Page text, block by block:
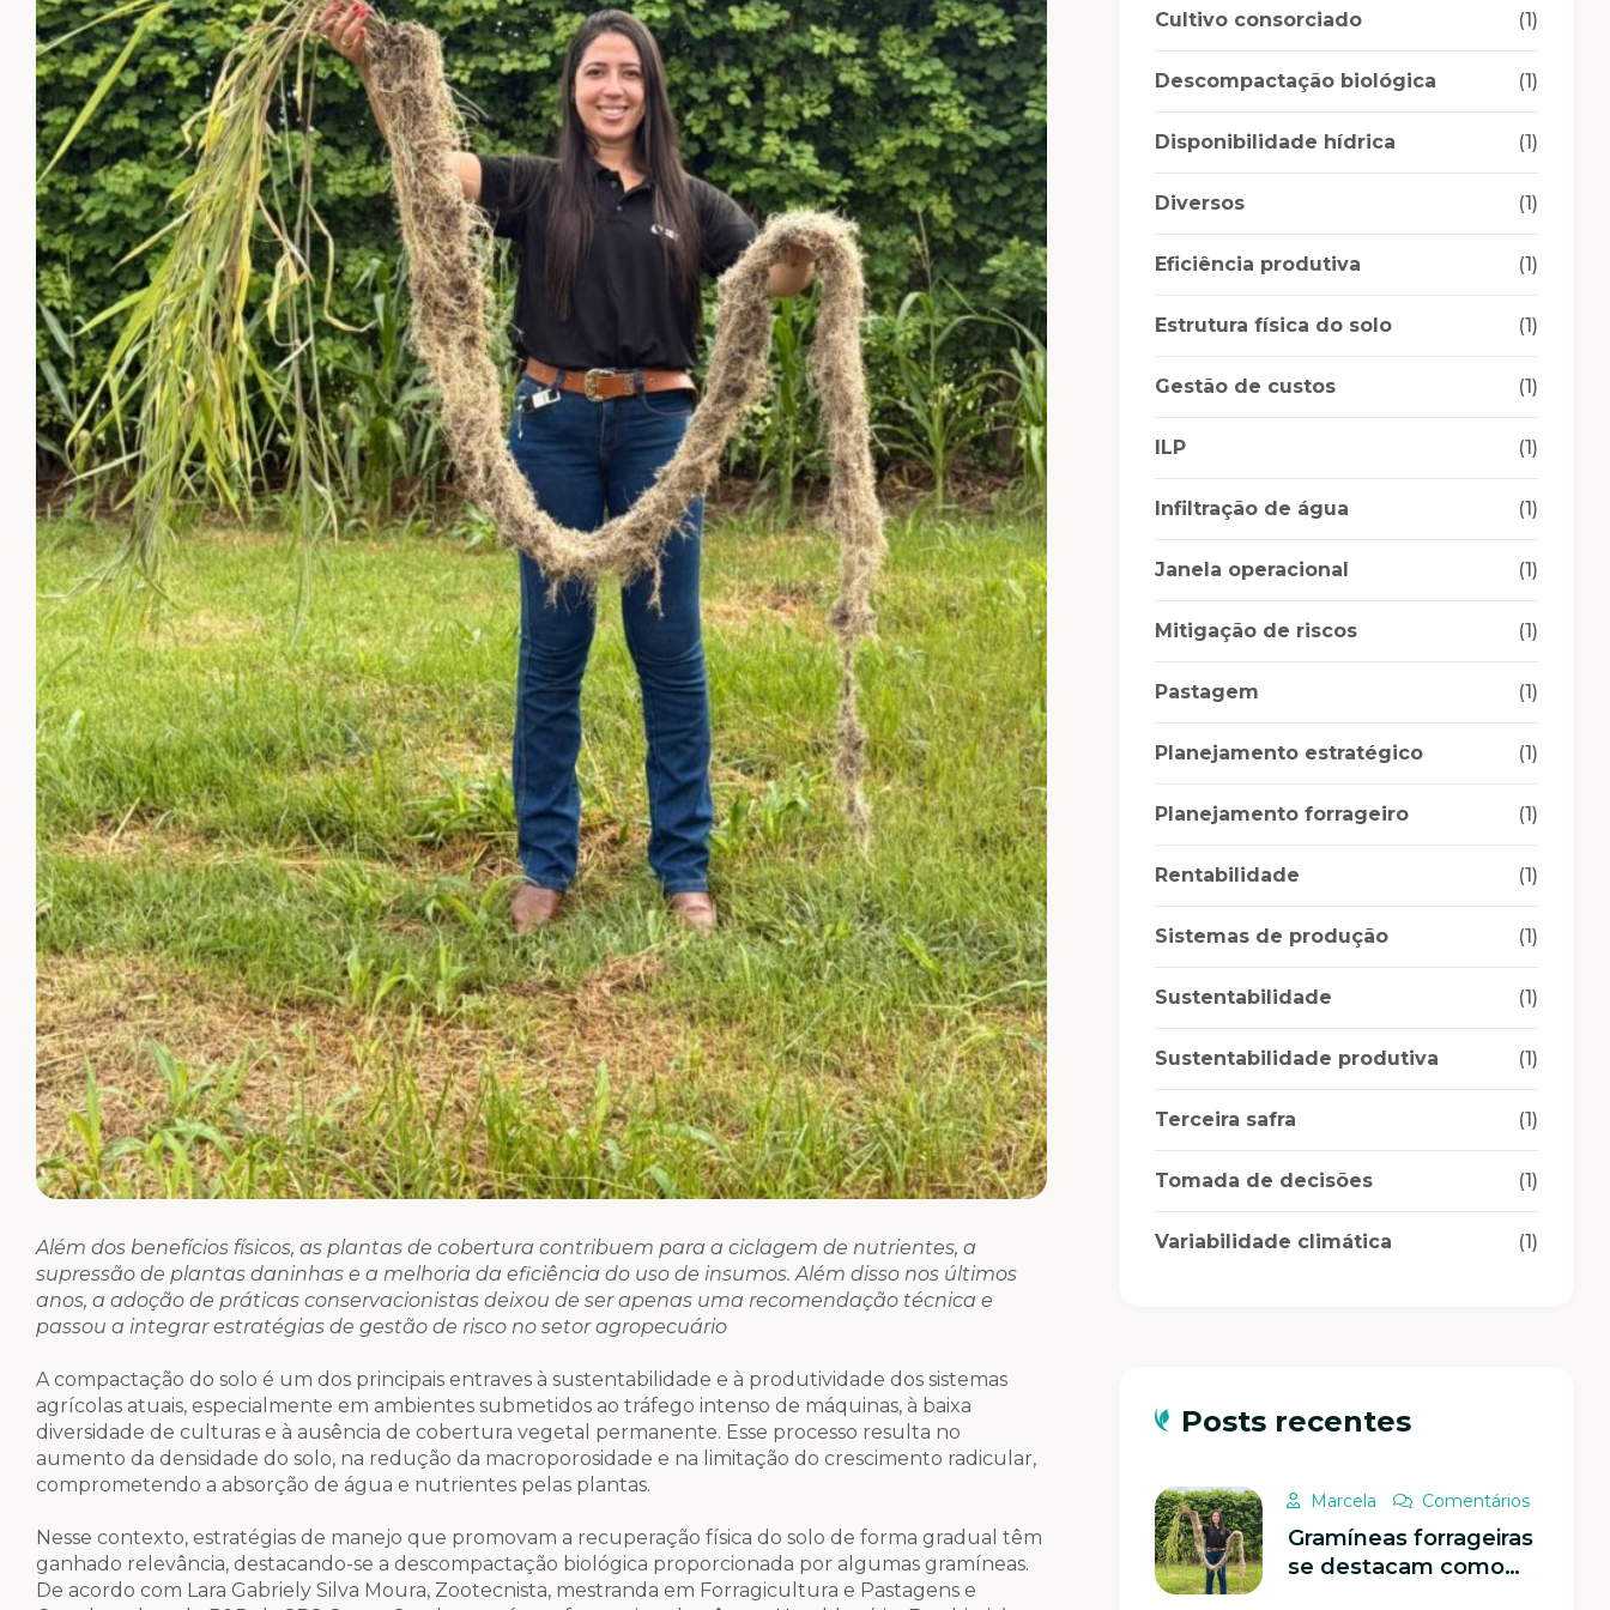
Além dos benefícios físicos, as plantas de cobertura contribuem para a ciclagem de nutrientes, a
supressão de plantas daninhas e a melhoria da eficiência do uso de insumos. Além disso nos últimos
anos, a adoção de práticas conservacionistas deixou de ser apenas uma recomendação técnica e
passou a integrar estratégias de gestão de risco no setor agropecuário
A compactação do solo é um dos principais entraves à sustentabilidade e à produtividade dos sistemas
agrícolas atuais, especialmente em ambientes submetidos ao tráfego intenso de máquinas, à baixa
diversidade de culturas e à ausência de cobertura vegetal permanente. Esse processo resulta no
aumento da densidade do solo, na redução da macroporosidade e na limitação do crescimento radicular,
comprometendo a absorção de água e nutrientes pelas plantas.
Nesse contexto, estratégias de manejo que promovam a recuperação física do solo de forma gradual têm
ganhado relevância, destacando-se a descompactação biológica proporcionada por algumas gramíneas.
De acordo com Lara Gabriely Silva Moura, Zootecnista, mestranda em Forragicultura e Pastagens e
Cultivo consorciado (1)
Descompactação biológica (1)
Disponibilidade hídrica (1)
Diversos (1)
Eficiência produtiva (1)
Estrutura física do solo (1)
Gestão de custos (1)
ILP (1)
Infiltração de água (1)
Janela operacional (1)
Mitigação de riscos (1)
Pastagem (1)
Planejamento estratégico (1)
Planejamento forrageiro (1)
Rentabilidade (1)
Sistemas de produção (1)
Sustentabilidade (1)
Sustentabilidade produtiva (1)
Terceira safra (1)
Tomada de decisões (1)
Variabilidade climática (1)
Posts recentes
Marcela Comentários
Gramíneas forrageiras
se destacam como